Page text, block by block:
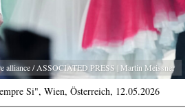
alliance / ASSOCIATED PRESS | Martin Meissner
Si", Wien, Österreich, 12.05.2026